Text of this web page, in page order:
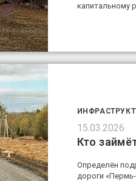
капитальному
15.03.2026
Кто
Определён
дороги